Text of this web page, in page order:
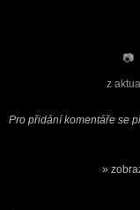
📷
z
Pro přidání komentáře se